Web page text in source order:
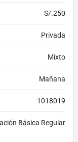
S/.250
Privada
Mixto
Mañana
1018019
Básica Regular